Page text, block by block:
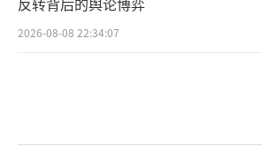
2026-08-08 22:34:07